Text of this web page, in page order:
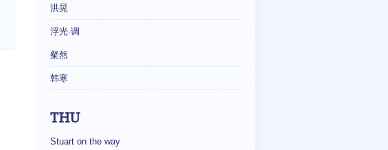
洪晃
浮光·调
粲然
韩寒
THU
Stuart on the way